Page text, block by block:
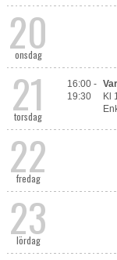
20
onsdag
21
torsdag
16:00 -
19:30
Kl
22
fredag
23
lördag